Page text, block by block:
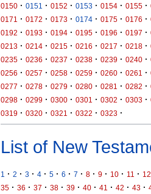
0150 · 0151 · 0152 · 0153 · 0154 · 0155 ·
0171
· 0172 · 0173 · 0174 · 0175 · 0176 ·
0192 · 0193 · 0194 · 0195 · 0196 · 0197 ·
0213 · 0214 · 0215 · 0216 · 0217 · 0218 ·
0235 · 0236 · 0237 · 0238 · 0239 · 0240 ·
0256 · 0257 · 0258 · 0259 · 0260 · 0261 ·
0277 · 0278 · 0279 · 0280 · 0281 · 0282 ·
0298 · 0299 · 0300 · 0301 · 0302 · 0303 ·
0319 · 0320 · 0321 · 0322 · 0323 ·
List of New
1 · 2 · 3 · 4 · 5 · 6 · 7 · 8 · 9 · 10 · 11 · 12
35 · 36 · 37 · 38 · 39 · 40 · 41 · 42 · 43 ·